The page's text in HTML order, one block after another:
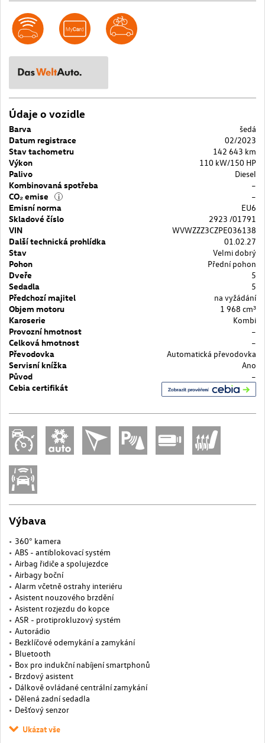
Údaje o vozidle
Barva
šedá
Datum registrace
02/2023
Stav tachometru
142 643 km
Výkon
110 kW/150 HP
Palivo
Diesel
Kombinovaná spotřeba
–
CO₂ emise
i
–
Emisní norma
EU6
Skladové číslo
2923 /01791
VIN
WVWZZZ3CZPE036138
Další technická prohlídka
01.02.27
Stav
Velmi dobrý
Pohon
Přední pohon
Dveře
5
Sedadla
5
Předchozí majitel
na vyžádání
Objem motoru
1 968 cm³
Karoserie
Kombi
Provozní hmotnost
–
Celková hmotnost
–
Převodovka
Automatická převodovka
Servisní knížka
Ano
Původ
–
Cebia certifikát
Výbava
360° kamera
ABS - antiblokovací systém
Airbag řidiče a spolujezdce
Airbagy boční
Alarm včetně ostrahy interiéru
Asistent nouzového brzdění
Asistent rozjezdu do kopce
ASR - protiprokluzový systém
Autorádio
Bezklíčové odemykání a zamykání
Bluetooth
Box pro indukční nabíjení smartphonů
Brzdový asistent
Dálkově ovládané centrální zamykání
Dělená zadní sedadla
Dešťový senzor
Ukázat vše